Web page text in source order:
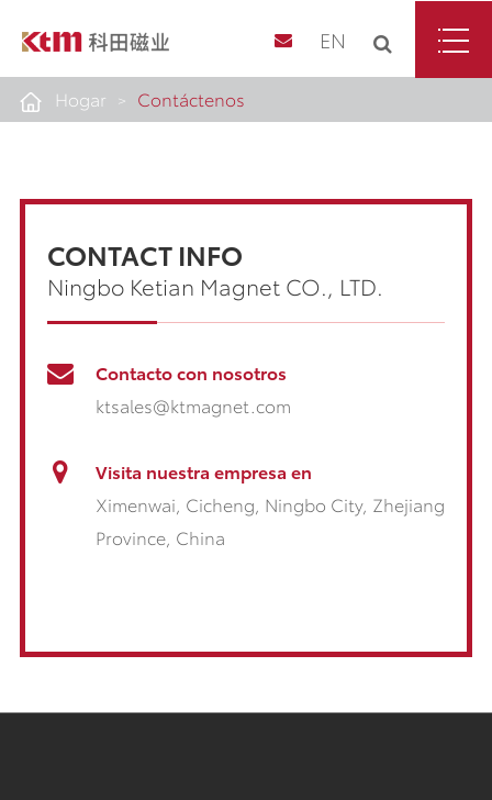
EN
Hogar Contáctenos
CONTACT INFO
Ningbo Ketian Magnet CO., LTD.
Contacto con nosotros
ktsales@ktmagnet.com
Visita nuestra empresa en
Ximenwai, Cicheng, Ningbo City, Zhejiang
Province, China